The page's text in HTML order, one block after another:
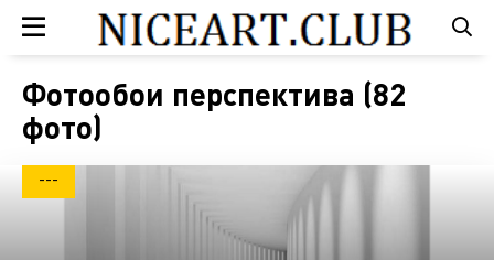
Фотообои перспектива (82
фото)
---